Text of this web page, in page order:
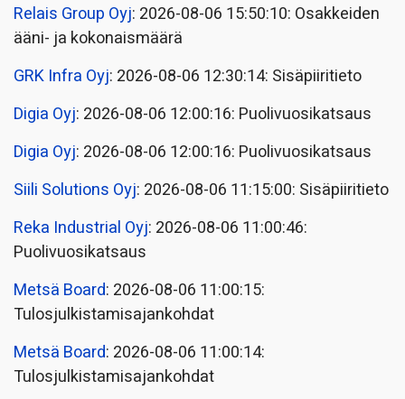
Relais Group Oyj: 2026-08-06 15:50:10: Osakkeiden
ääni- ja kokonaismäärä
GRK Infra Oyj: 2026-08-06 12:30:14: Sisäpiiritieto
Digia Oyj: 2026-08-06 12:00:16: Puolivuosikatsaus
Digia Oyj: 2026-08-06 12:00:16: Puolivuosikatsaus
Siili Solutions Oyj: 2026-08-06 11:15:00: Sisäpiiritieto
Reka Industrial Oyj: 2026-08-06 11:00:46:
Puolivuosikatsaus
Metsä Board: 2026-08-06 11:00:15:
Tulosjulkistamisajankohdat
Metsä Board: 2026-08-06 11:00:14:
Tulosjulkistamisajankohdat